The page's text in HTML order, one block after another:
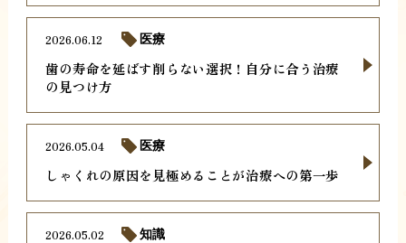
歯の寿命を延ばす削らない選択！自分に合う治療
の見つけ方
2026.06.12 医療
しゃくれの原因を見極めることが治療への第一歩
2026.05.04 医療
2026.05.02 知識